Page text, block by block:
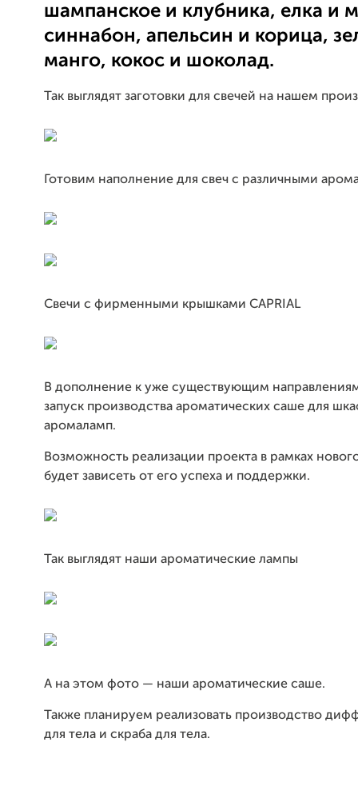
шампанское и клубника, елка и
синнабон, апельсин и корица,
манго, кокос и шоколад.
Так выглядят заготовки для свечей на нашем
Готовим наполнение для свеч с различными
Свечи с фирменными крышками CAPRIAL
В дополнение к уже существующим
запуск производства ароматических саше для
аромаламп.
Возможность реализации проекта в рамках
будет зависеть от его успеха и поддержки.
Так выглядят наши ароматические лампы
А на этом фото — наши ароматические саше.
Также планируем реализовать производство
для тела и скраба для тела.